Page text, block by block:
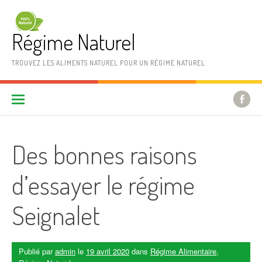
Régime Naturel
TROUVEZ LES ALIMENTS NATUREL POUR UN RÉGIME NATUREL
Des bonnes raisons
d’essayer le régime
Seignalet
Publié paradmin le 19 avril 2020 dans Régime Alimentaire,